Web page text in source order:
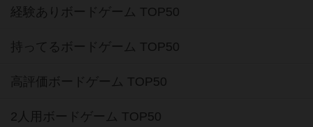
経験ありボードゲーム TOP50
持ってるボードゲーム TOP50
高評価ボードゲーム TOP50
2人用ボードゲーム TOP50